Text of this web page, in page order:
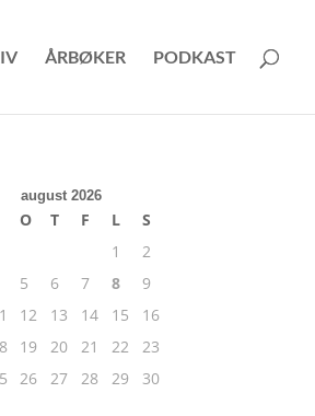
ÅRBØKER PODKAST
august 2026
O T F L
S
1
2
5 6 7 8
9
12 13 14 15
16
19 20 21 22
23
26 27 28 29
30